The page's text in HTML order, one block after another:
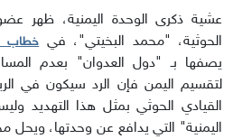
عشية ذكرى الوحدة اليمنية، ظهر
الحوثية، "محمد البخيتي"، فيخطاب
يصفها بـ "دول العدوان" بعدم
لتقسيم اليمن فإن الرد سيكون في
القيادي الحوثي بمثل هذا التهديد
اليمنية" التي يدافع عن وحدتها، ويحل